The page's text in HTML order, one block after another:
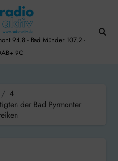
94.8 - Bad Münder 107.2 -
9C
4
der Bad Pyrmonter